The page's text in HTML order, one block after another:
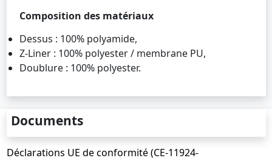
Composition des matériaux
Dessus : 100% polyamide,
Z-Liner : 100% polyester / membrane PU,
Doublure : 100% polyester.
Documents
Déclarations UE de conformité (CE-11924-